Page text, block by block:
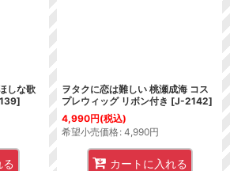
しな歌
]
ヲタクに恋は難しい 桃瀬成海 コス
プレウィッグ リボン付き [J-2142]
4,990円(税込)
希望小売価格: 4,990円
カートに入れる